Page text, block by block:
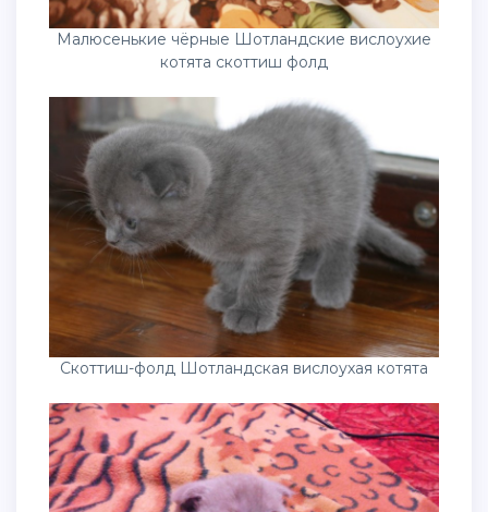
Малюсенькие чёрные Шотландские вислоухие
котята скоттиш фолд
Скоттиш-фолд Шотландская вислоухая котята